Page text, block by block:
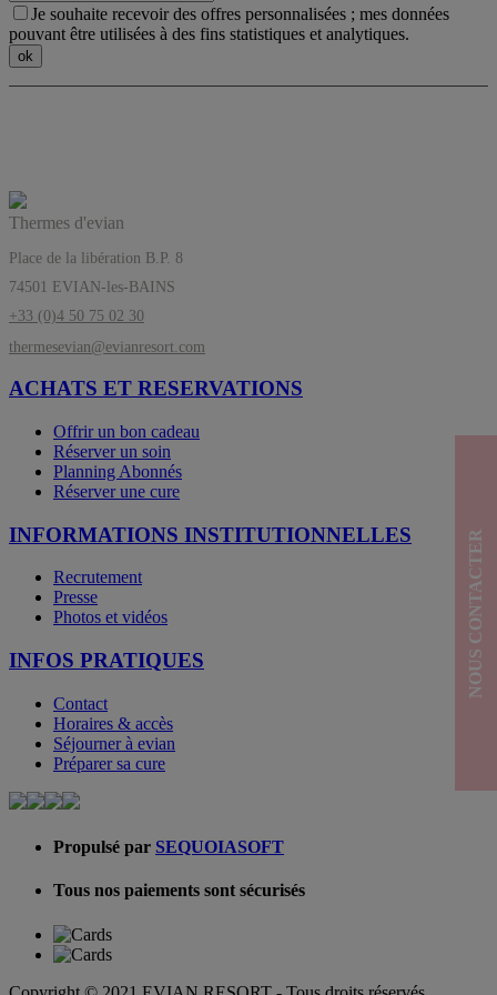
Je souhaite recevoir des offres personnalisées ; mes données
pouvant être utilisées à des fins statistiques et analytiques.
Thermes d'evian
Place de la libération B.P. 8
74501 EVIAN-les-BAINS
+33 (0)4 50 75 02 30
thermesevian@evianresort.com
ACHATS ET RESERVATIONS
Offrir un bon cadeau
Réserver un soin
Planning Abonnés
Réserver une cure
INFORMATIONS INSTITUTIONNELLES
Recrutement
Presse
Photos et vidéos
INFOS PRATIQUES
Contact
Horaires & accès
Séjourner à evian
Préparer sa cure
Propulsé par SEQUOIASOFT
Tous nos paiements sont sécurisés
NOUS CONTACTER